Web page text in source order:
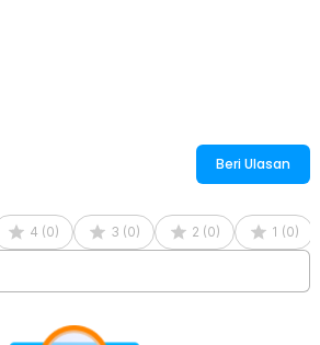
Beri Ulasan
4 (0) 3 (0) 2 (0) 1 (0)